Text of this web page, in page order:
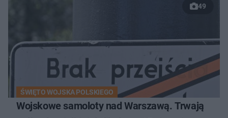
49
ŚWIĘTO WOJSKA POLSKIEGO
Wojskowe samoloty nad Warszawą. Trwają